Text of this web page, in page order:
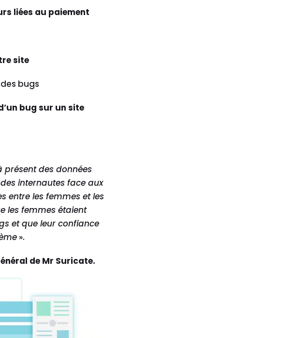
liées au paiement
site
bugs
bug sur un site
présent des données
internautes face aux
entre les femmes et les
les femmes étaient
et que leur confiance
».
de Mr Suricate.